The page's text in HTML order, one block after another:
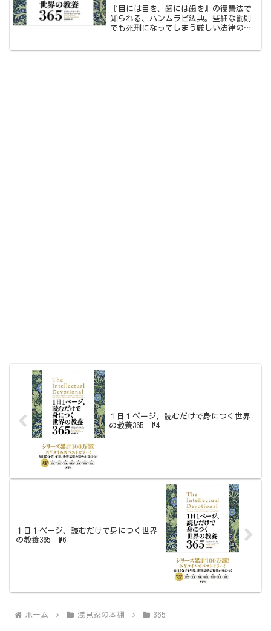
『目には目を、歯には歯を』の復讐法で
知られる、ハンムラビ法典。些細な罰則
でも死刑になってしまう厳しい法律のイ
１日１ページ、読むだけで身につく世界
の教養365 #4
１日１ページ、読むだけで身につく世界
の教養365 #6
ホーム 浅見家の本棚 365